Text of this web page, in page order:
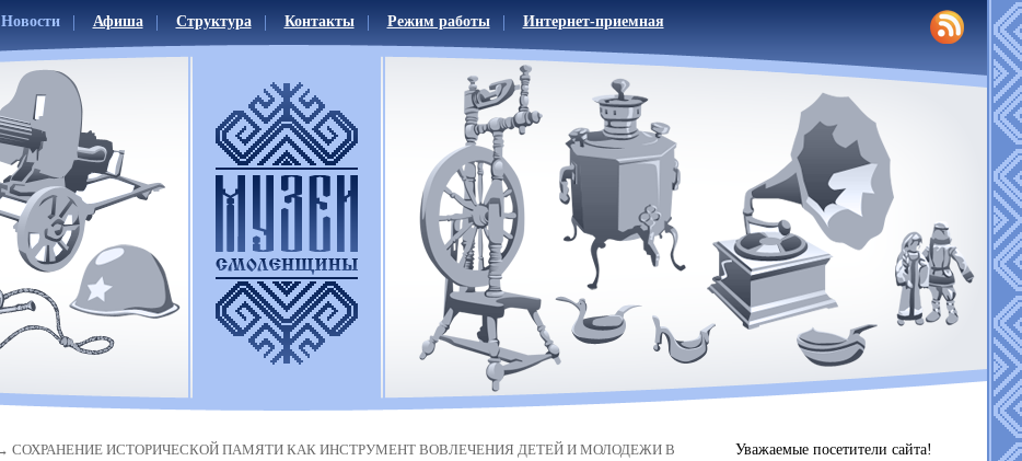
Новости Афиша Структура Контакты Режим работы Интернет-приемная
СОХРАНЕНИЕ ИСТОРИЧЕСКОЙ ПАМЯТИ КАК ИНСТРУМЕНТ ВОВЛЕЧЕНИЯ ДЕТЕЙ И МОЛОДЕЖИ В
Уважаемые посетители сайта!